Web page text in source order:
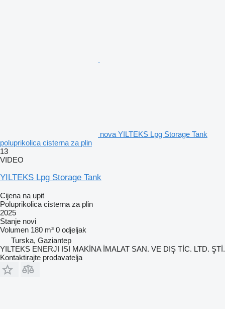
nova YILTEKS Lpg Storage Tank
poluprikolica cisterna za plin
13
VIDEO
YILTEKS Lpg Storage Tank
Cijena na upit
Poluprikolica cisterna za plin
2025
Stanje novi
Volumen 180 m³ 0 odjeljak
Turska, Gaziantep
YILTEKS ENERJI ISI MAKİNA İMALAT SAN. VE DIŞ TİC. LTD. ŞTİ.
Kontaktirajte prodavatelja